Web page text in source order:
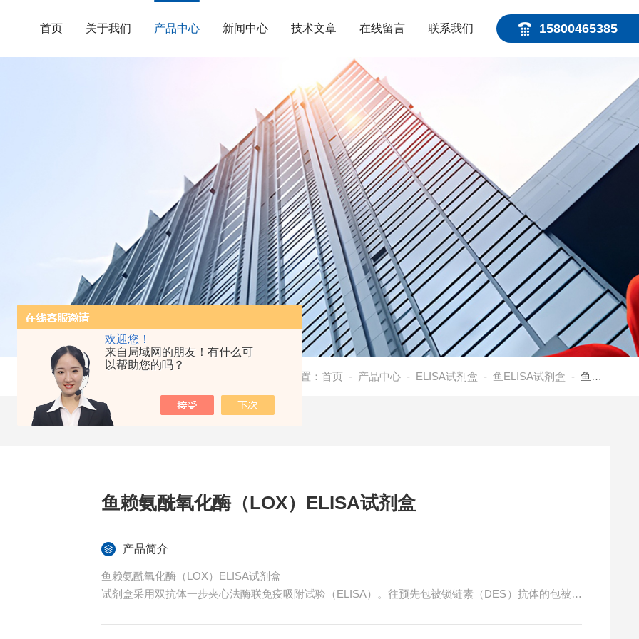
欢迎您！
来自局域网的朋友！有什么可
以帮助您的吗？
15800465385
首页 关于我们 产品中心 新闻中心 技术文章 在线留言 联系我们
当前位置：首页 - 产品中心 - ELISA试剂盒 -鱼ELISA试剂盒 - 鱼赖氨酰氧化酶（LOX）ELISA试剂盒
鱼赖氨酰氧化酶（LOX）ELISA试剂盒
产品简介
鱼赖氨酰氧化酶（LOX）ELISA试剂盒
试剂盒采用双抗体一步夹心法酶联免疫吸附试验（ELISA）。往预先包被锁链素（DES）抗体的包被微